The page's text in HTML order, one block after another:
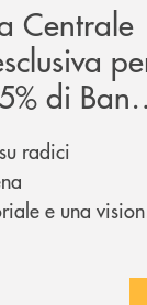
Centrale
di
radici
e una